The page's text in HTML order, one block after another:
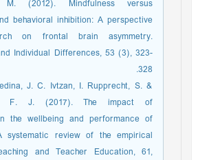
M. (2012). Mindfulness versus
behavioral inhibition: A perspective
on frontal brain asymmetry.
Individual Differences, 53 (3), 323-
328.
J. C. Ivtzan, I. Rupprecht, S. &
F. J. (2017). The impact of
the wellbeing and performance of
systematic review of the empirical
and Teacher Education, 61,